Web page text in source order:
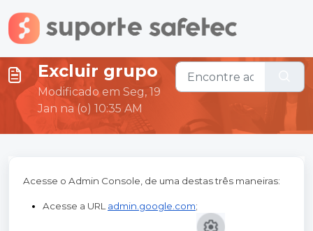
Ir para o conteúdo principal
Excluir grupo
Modificado em Seg, 19
Jan na (o) 10:35 AM
Acesse o Admin Console, de uma destas três maneiras:
Acesse a URL admin.google.com;